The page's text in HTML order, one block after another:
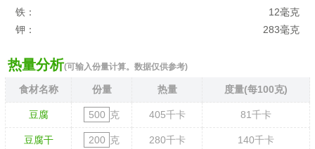
铁：
12毫克
钾：
283毫克
热量分析(可输入份量计算。数据仅供参考)
食材名称 份量 热量 度量(每100克)
豆腐 克 405千卡 81千卡
豆腐干 克 280千卡 140千卡